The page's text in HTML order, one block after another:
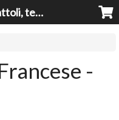
Mixo Shop - Giocattoli, tecnologia, casa e giardino a prezzi super!
-